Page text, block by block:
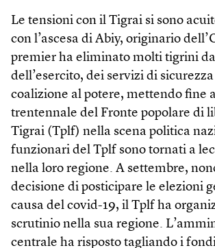
Le tensioni con il Tigrai si sono
con l’ascesa di Abiy, originario
premier ha eliminato molti tigrini
dell’esercito, dei servizi di
coalizione al potere, mettendo fine
trentennale del Fronte popolare di
Tigrai (Tplf) nella scena politica
funzionari del Tplf sono tornati a
nella loro regione. A settembre,
decisione di posticipare le elezioni
causa del covid-19, il Tplf ha
scrutinio nella sua regione.
centrale ha risposto tagliando i